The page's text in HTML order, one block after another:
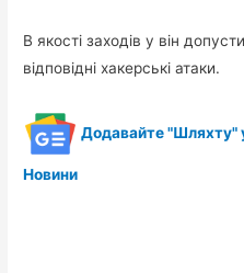
В якості заходів у він
відповідні хакерські атаки.
Додавайте "Шляхту"
Новини